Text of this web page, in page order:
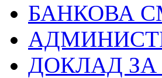
БАНКОВА
ДОКЛАД